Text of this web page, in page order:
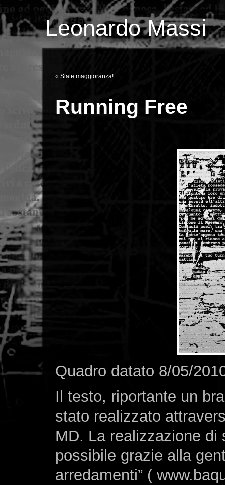
Leonardo Massi
« Siate maggioranza!
Running Free
Quadro datato 8/05/
Il testo, riportante un
stato realizzato
MD. La realizzazione
possibile grazie alla
arredamenti” (